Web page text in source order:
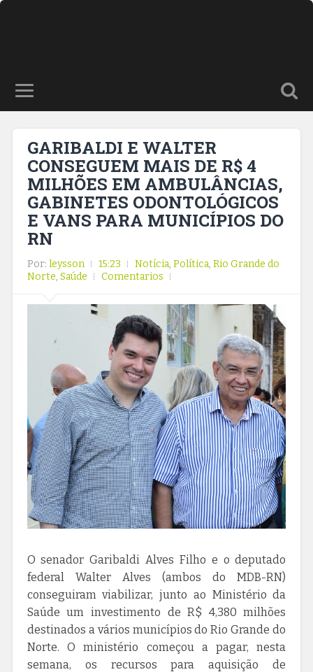
GARIBALDI E WALTER
CONSEGUEM MAIS DE R$ 4
MILHÕES EM AMBULÂNCIAS,
GABINETES ODONTOLÓGICOS
E VANS PARA MUNICÍPIOS DO
RN
Por: leysson 15:23 Notícia, Política, Rio Grande do
Norte, Saúde Comentarios
O senador Garibaldi Alves Filho e o deputado
federal Walter Alves (ambos do MDB-RN)
conseguiram viabilizar, junto ao Ministério da
Saúde um investimento de R$ 4,380 milhões
destinados a vários municípios do Rio Grande do
Norte. O ministério começou a pagar, nesta
semana, os recursos para aquisição de